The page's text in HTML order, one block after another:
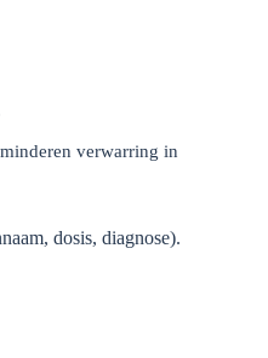
verwarring in
dosis, diagnose).